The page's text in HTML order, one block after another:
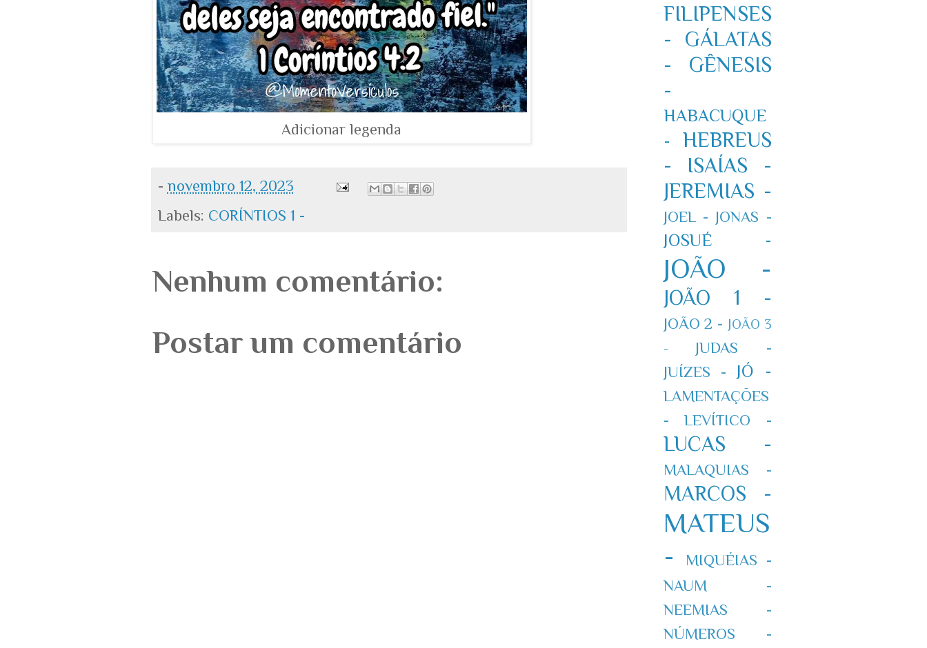
Adicionar legenda
- novembro 12, 2023
Labels: CORÍNTIOS 1 -
Nenhum comentário:
Postar um comentário
FILIPENSES
-
GÁLATAS
-
GÊNESIS
-
HABACUQUE
-
HEBREUS
-
ISAÍAS -
JEREMIAS -
JOEL - JONAS -
JOSUÉ -
JOÃO -
JOÃO 1 -
JOÃO 2 - JOÃO 3
-
JUDAS -
JUÍZES -
JÓ -
LAMENTAÇÕES
-
LEVÍTICO -
LUCAS -
MALAQUIAS -
MARCOS -
MATEUS
-
MIQUÉIAS -
NAUM -
NEEMIAS -
NÚMEROS -